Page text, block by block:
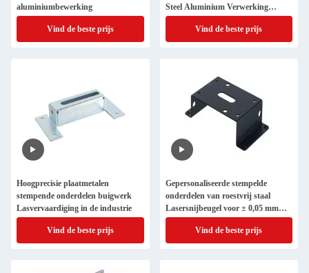
aluminiumbewerking
Vind de beste prijs
Steel Aluminium Verwerking
Hoogte nauwkeurigheid
Vind de beste prijs
Hoogprecisie plaatmetalen
stempende onderdelen buigwerk
Lasvervaardiging in de industrie
Vind de beste prijs
Gepersonaliseerde stempelde
onderdelen van roestvrij staal
Lasersnijbeugel voor ± 0,05 mm
tolerantie
Vind de beste prijs